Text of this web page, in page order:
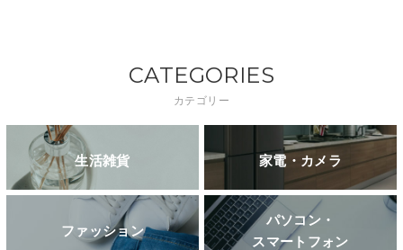
CATEGORIES
カテゴリー
生活雑貨 家電・カメラ
ファッション
パソコン・
スマートフォン